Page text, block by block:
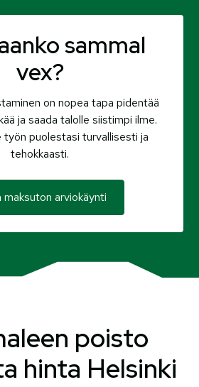
sammal
vex?
on nopea tapa pidentää
ja saada talolle siistimpi ilme.
työn puolestasi turvallisesti ja
tehokkaasti.
maksuton arviokäynti
poisto
hinta Helsinki